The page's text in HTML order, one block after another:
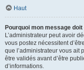
Haut
Pourquoi mon message
L’administrateur peut avoir
vous postez nécessitent
que l’administrateur vous ait
être validés avant d’être
d’informations.